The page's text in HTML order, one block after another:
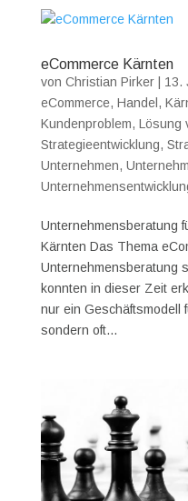
eCommerce Kärnten
von Christian Pirker| 13.
eCommerce, Handel ,
Kundenproblem, Lösung
Strategieentwicklung,
Unternehmen,
Unternehmensberatung
Kärnten Das Thema
Unternehmensberatung
konnten in dieser Zeit
nur ein Geschäftsmodell
sondern oft...